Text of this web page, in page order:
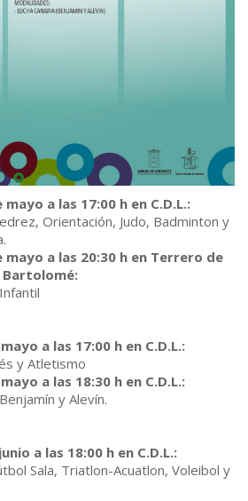
a las 17:00 h en C.D.L.:
Orientación, Judo, Badminton y
mayo a las 20:30 h en Terrero de
Bartolomé:
a las 17:00 h en C.D.L.:
y Atletismo
a las 18:30 h en C.D.L.:
y Alevín.
a las 18:00 h en C.D.L.:
Sala, Triatlon-Acuatlon, Voleibol y